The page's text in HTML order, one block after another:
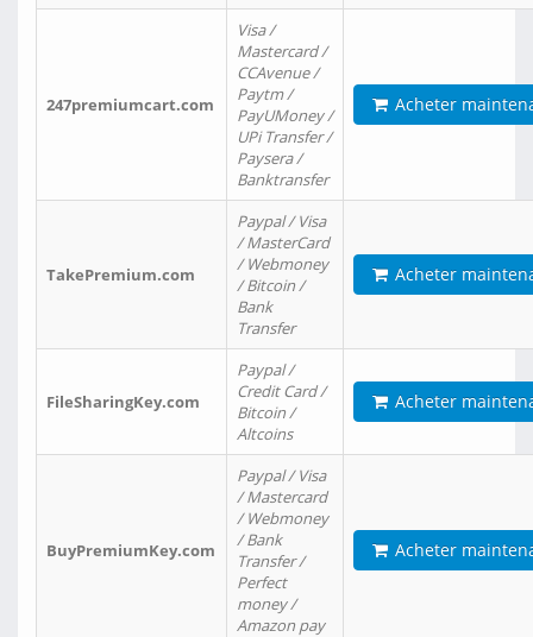
247premiumcart.com
Visa /
Mastercard /
CCAvenue /
Paytm /
PayUMoney /
UPi Transfer /
Paysera /
Banktransfer
Acheter
TakePremium.com
Paypal / Visa
/ MasterCard
/ Webmoney
/ Bitcoin /
Bank
Transfer
Acheter
FileSharingKey.com
Paypal /
Credit Card /
Bitcoin /
Altcoins
Acheter
BuyPremiumKey.com
Paypal / Visa
/ Mastercard
/ Webmoney
/ Bank
Transfer /
Perfect
money /
Amazon pay
Acheter